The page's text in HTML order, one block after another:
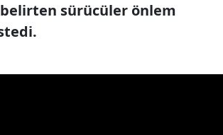
sürücüler önlem